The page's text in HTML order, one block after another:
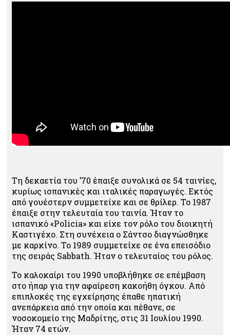
Τη δεκαετία του ’70 έπαιξε συνολικά σε 54 ταινίες,
κυρίως ισπανικές και ιταλικές παραγωγές. Εκτός
από γουέστερν συμμετείχε και σε θρίλερ. To 1987
έπαιξε στην τελευταία του ταινία. Ήταν το
ισπανικό «Policia» και είχε τον ρόλο του διοικητή
Καστιγέχο. Στη συνέχεια ο Σάντσο διαγνώσθηκε
με καρκίνο. Το 1989 συμμετείχε σε ένα επεισόδιο
της σειράς Sabbath. Ήταν ο τελευταίος του ρόλος.
Το καλοκαίρι του 1990 υποβλήθηκε σε επέμβαση
στο ήπαρ για την αφαίρεση κακοήθη όγκου. Από
επιπλοκές της εγχείρησης έπαθε ηπατική
ανεπάρκεια από την οποία και πέθανε, σε
νοσοκομείο της Μαδρίτης, στις 31 Ιουλίου 1990.
Ήταν 74 ετών.